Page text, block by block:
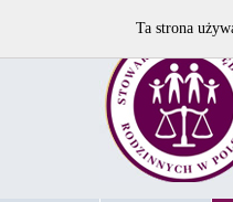
Ta strona